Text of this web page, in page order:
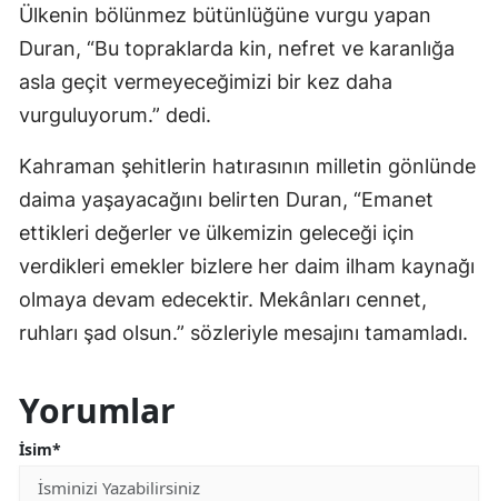
Ülkenin bölünmez bütünlüğüne vurgu yapan
Duran, “Bu topraklarda kin, nefret ve karanlığa
asla geçit vermeyeceğimizi bir kez daha
vurguluyorum.” dedi.
Kahraman şehitlerin hatırasının milletin gönlünde
daima yaşayacağını belirten Duran, “Emanet
ettikleri değerler ve ülkemizin geleceği için
verdikleri emekler bizlere her daim ilham kaynağı
olmaya devam edecektir. Mekânları cennet,
ruhları şad olsun.” sözleriyle mesajını tamamladı.
Yorumlar
İsim*